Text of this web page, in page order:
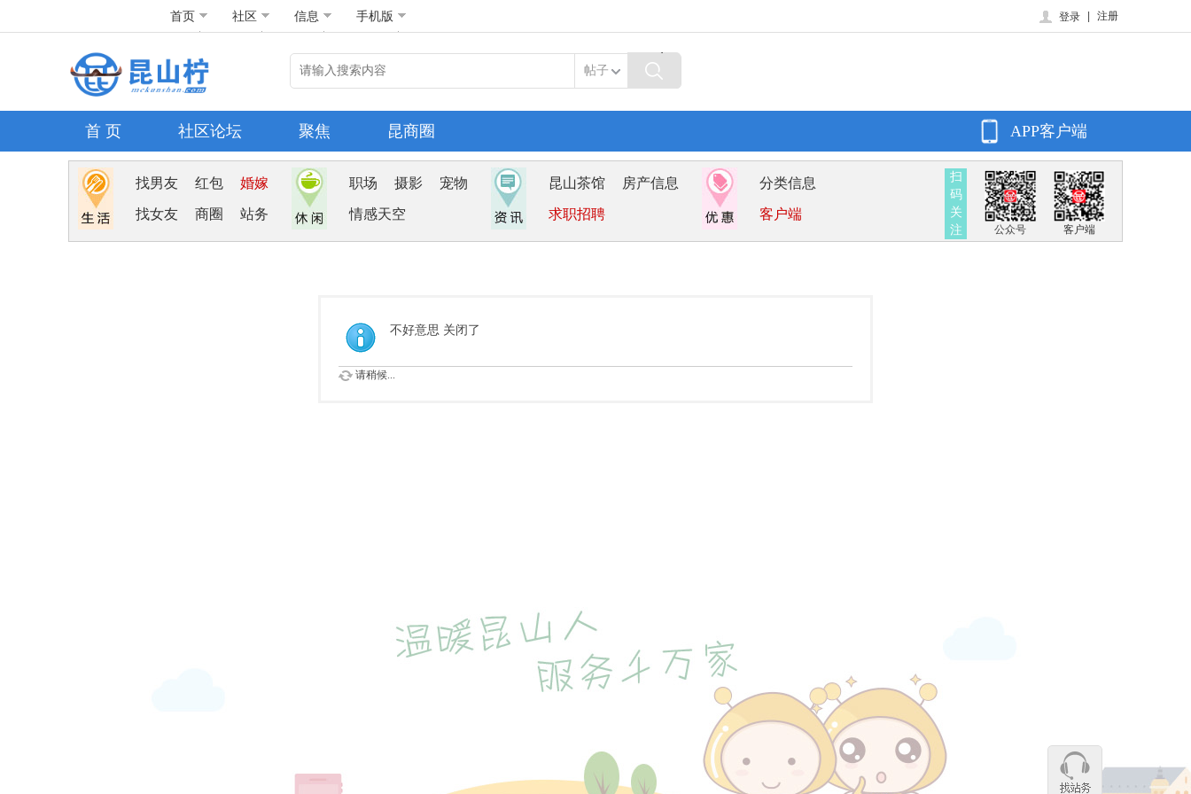
首页 社区 信息 手机版 登录 注册
帖子
首 页 社区论坛 聚焦 昆商圈 APP客户端
找男友 红包 婚嫁
找女友 商圈 站务
职场 摄影 宠物
情感天空
昆山茶馆 房产信息
求职招聘
分类信息
客户端
扫
码
关
注
公众号 客户端
不好意思 关闭了
请稍候...